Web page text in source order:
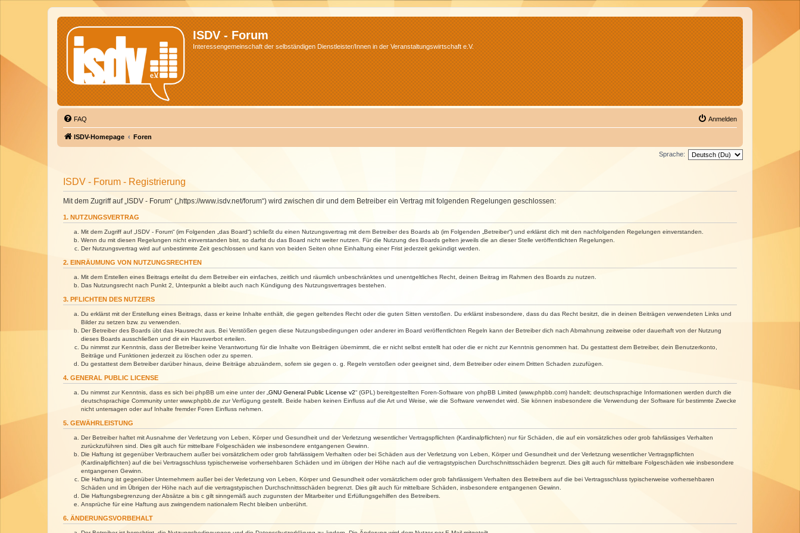
ISDV - Forum
Interessengemeinschaft der selbständigen Dienstleister/Innen in der Veranstaltungswirtschaft e.V.
FAQ Anmelden
ISDV-Homepage Foren
Sprache:
ISDV - Forum - Registrierung
Mit dem Zugriff auf „ISDV - Forum“ („https://www.isdv.net/forum“) wird zwischen dir und dem Betreiber ein Vertrag mit folgenden Regelungen geschlossen:
1. NUTZUNGSVERTRAG
Mit dem Zugriff auf „ISDV - Forum“ (im Folgenden „das Board“) schließt du einen Nutzungsvertrag mit dem Betreiber des Boards ab (im Folgenden „Betreiber“) und erklärst dich mit den nachfolgenden Regelungen einverstanden.
Wenn du mit diesen Regelungen nicht einverstanden bist, so darfst du das Board nicht weiter nutzen. Für die Nutzung des Boards gelten jeweils die an dieser Stelle veröffentlichten Regelungen.
Der Nutzungsvertrag wird auf unbestimmte Zeit geschlossen und kann von beiden Seiten ohne Einhaltung einer Frist jederzeit gekündigt werden.
2. EINRÄUMUNG VON NUTZUNGSRECHTEN
Mit dem Erstellen eines Beitrags erteilst du dem Betreiber ein einfaches, zeitlich und räumlich unbeschränktes und unentgeltliches Recht, deinen Beitrag im Rahmen des Boards zu nutzen.
Das Nutzungsrecht nach Punkt 2, Unterpunkt a bleibt auch nach Kündigung des Nutzungsvertrages bestehen.
3. PFLICHTEN DES NUTZERS
Du erklärst mit der Erstellung eines Beitrags, dass er keine Inhalte enthält, die gegen geltendes Recht oder die guten Sitten verstoßen. Du erklärst insbesondere, dass du das Recht besitzt, die in deinen Beiträgen verwendeten Links und
Bilder zu setzen bzw. zu verwenden.
Der Betreiber des Boards übt das Hausrecht aus. Bei Verstößen gegen diese Nutzungsbedingungen oder anderer im Board veröffentlichten Regeln kann der Betreiber dich nach Abmahnung zeitweise oder dauerhaft von der Nutzung
dieses Boards ausschließen und dir ein Hausverbot erteilen.
Du nimmst zur Kenntnis, dass der Betreiber keine Verantwortung für die Inhalte von Beiträgen übernimmt, die er nicht selbst erstellt hat oder die er nicht zur Kenntnis genommen hat. Du gestattest dem Betreiber, dein Benutzerkonto,
Beiträge und Funktionen jederzeit zu löschen oder zu sperren.
Du gestattest dem Betreiber darüber hinaus, deine Beiträge abzuändern, sofern sie gegen o. g. Regeln verstoßen oder geeignet sind, dem Betreiber oder einem Dritten Schaden zuzufügen.
4. GENERAL PUBLIC LICENSE
Du nimmst zur Kenntnis, dass es sich bei phpBB um eine unter der „ GNU General Public License v2“ (GPL) bereitgestellten Foren-Software von phpBB Limited (www.phpbb.com) handelt; deutschsprachige Informationen werden durch die
deutschsprachige Community unter www.phpbb.de zur Verfügung gestellt. Beide haben keinen Einfluss auf die Art und Weise, wie die Software verwendet wird. Sie können insbesondere die Verwendung der Software für bestimmte Zwecke
nicht untersagen oder auf Inhalte fremder Foren Einfluss nehmen.
5. GEWÄHRLEISTUNG
Der Betreiber haftet mit Ausnahme der Verletzung von Leben, Körper und Gesundheit und der Verletzung wesentlicher Vertragspflichten (Kardinalpflichten) nur für Schäden, die auf ein vorsätzliches oder grob fahrlässiges Verhalten
zurückzuführen sind. Dies gilt auch für mittelbare Folgeschäden wie insbesondere entgangenen Gewinn.
Die Haftung ist gegenüber Verbrauchern außer bei vorsätzlichem oder grob fahrlässigem Verhalten oder bei Schäden aus der Verletzung von Leben, Körper und Gesundheit und der Verletzung wesentlicher Vertragspflichten
(Kardinalpflichten) auf die bei Vertragsschluss typischerweise vorhersehbaren Schäden und im übrigen der Höhe nach auf die vertragstypischen Durchschnittsschäden begrenzt. Dies gilt auch für mittelbare Folgeschäden wie insbesondere
entgangenen Gewinn.
Die Haftung ist gegenüber Unternehmern außer bei der Verletzung von Leben, Körper und Gesundheit oder vorsätzlichem oder grob fahrlässigem Verhalten des Betreibers auf die bei Vertragsschluss typischerweise vorhersehbaren
Schäden und im Übrigen der Höhe nach auf die vertragstypischen Durchschnittsschäden begrenzt. Dies gilt auch für mittelbare Schäden, insbesondere entgangenen Gewinn.
Die Haftungsbegrenzung der Absätze a bis c gilt sinngemäß auch zugunsten der Mitarbeiter und Erfüllungsgehilfen des Betreibers.
Ansprüche für eine Haftung aus zwingendem nationalem Recht bleiben unberührt.
6. ÄNDERUNGSVORBEHALT